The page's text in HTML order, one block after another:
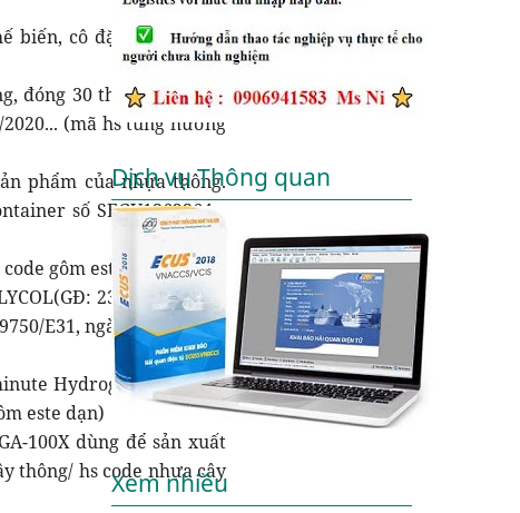
biến, cô đặc cứng, hàng
đóng 30 thùng trong 01
(mã hs tùng hương
phẩm của nhựa thông.
số SEGU1362364...
gôm este dạ)
2396/N3. 12/TĐ
E31, ngày 02/12/2019,
Hydrogenated rosin
este dạn)
100X dùng để sản xuất
thông/ hs code nhựa cây
Dịch vụ Thông quan
Xem nhiều